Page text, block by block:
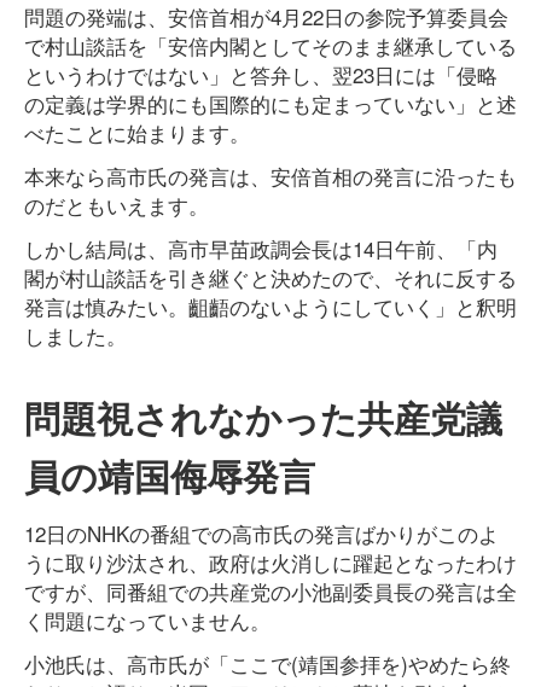
問題の発端は、安倍首相が4月22日の参院予算委員会
で村山談話を「安倍内閣としてそのまま継承している
というわけではない」と答弁し、翌23日には「侵略
の定義は学界的にも国際的にも定まっていない」と述
べたことに始まります。
本来なら高市氏の発言は、安倍首相の発言に沿ったも
のだともいえます。
しかし結局は、高市早苗政調会長は14日午前、「内
閣が村山談話を引き継ぐと決めたので、それに反する
発言は慎みたい。齟齬のないようにしていく」と釈明
しました。
問題視されなかった共産党議
員の靖国侮辱発言
12日のNHKの番組での高市氏の発言ばかりがこのよ
うに取り沙汰され、政府は火消しに躍起となったわけ
ですが、同番組での共産党の小池副委員長の発言は全
く問題になっていません。
小池氏は、高市氏が「ここで(靖国参拝を)やめたら終